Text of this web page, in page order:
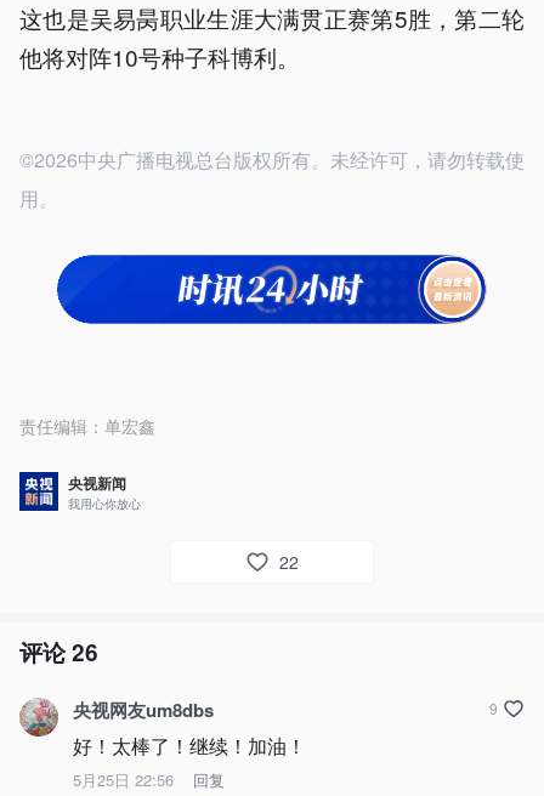
这也是吴易昺职业生涯大满贯正赛第5胜，第二轮
他将对阵10号种子科博利。
©2026中央广播电视总台版权所有。未经许可，请勿转载使
用。
责任编辑： 单宏鑫
央视新闻
我用心你放心
22
评论26
央视网友um8dbs
好！太棒了！继续！加油！
5月25日 22:56 回复
9